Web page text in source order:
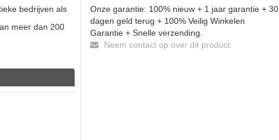
bedrijven als
meer dan 200
Onze garantie: 100% nieuw + 1 jaar garantie + 30
dagen geld terug + 100% Veilig Winkelen
Garantie + Snelle verzending.
Neem contact op over dit product